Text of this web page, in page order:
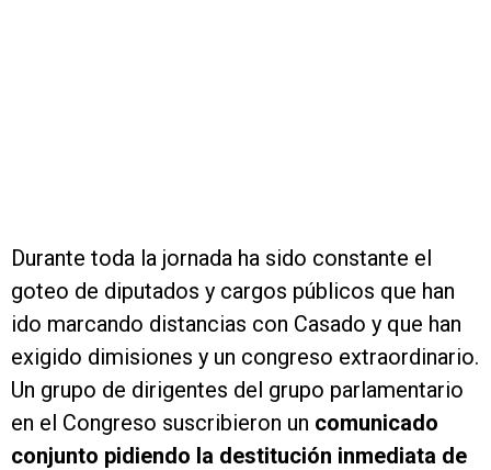
Durante toda la jornada ha sido constante el
goteo de diputados y cargos públicos que han
ido marcando distancias con Casado y que han
exigido dimisiones y un congreso extraordinario.
Un grupo de dirigentes del grupo parlamentario
en el Congreso suscribieron un comunicado
conjunto pidiendo la destitución inmediata de